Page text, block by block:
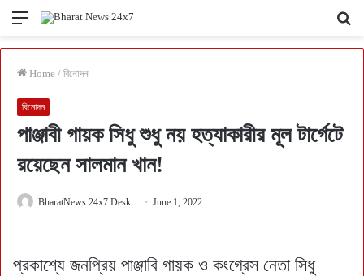
Menu
Home / বিনোদন
বিনোদন
পাঞ্জাবী গায়ক সিধু শুধু নয় হত্যাকারীর মূল টার্গেটে
রয়েছেন সালমান খান!
BharatNews 24x7 Desk June 1, 2022
প্রকাশ্যে জনপ্রিয় পাঞ্জাবি গায়ক ও কংগ্রেস নেতা সিধু